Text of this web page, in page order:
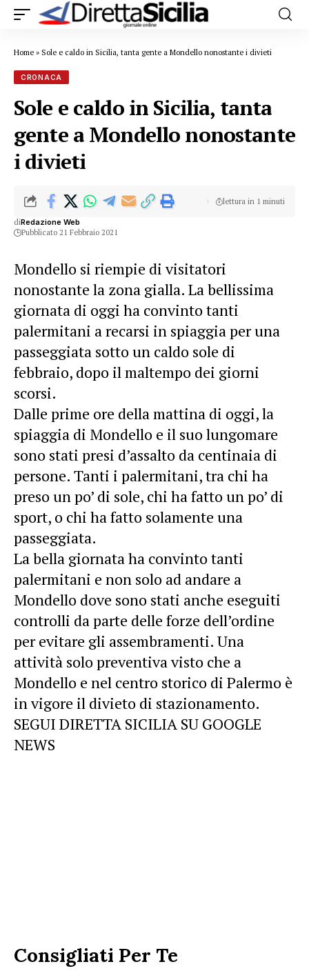
Home » Sole e caldo in Sicilia, tanta gente a Mondello nonostante i divieti
CRONACA
Sole e caldo in Sicilia, tanta
gente a Mondello nonostante
i divieti
diRedazione Web
Pubblicato 21 Febbraio 2021
lettura in 1 minuti
Mondello si riempie di visitatori
nonostante la zona gialla. La bellissima
giornata di oggi ha convinto tanti
palermitani a recarsi in spiaggia per una
passeggiata sotto un caldo sole di
febbraio, dopo il maltempo dei giorni
scorsi.
Dalle prime ore della mattina di oggi, la
spiaggia di Mondello e il suo lungomare
sono stati presi d’assalto da centinaia di
persone. Tanti i palermitani, tra chi ha
preso un po’ di sole, chi ha fatto un po’ di
sport, o chi ha fatto solamente una
passeggiata.
La bella giornata ha convinto tanti
palermitani e non solo ad andare a
Mondello dove sono stati anche eseguiti
controlli da parte delle forze dell’ordine
per evitare gli assembramenti. Una
attività solo preventiva visto che a
Mondello e nel centro storico di Palermo è
in vigore il divieto di stazionamento.
SEGUI DIRETTA SICILIA SU GOOGLE
NEWS
Consigliati Per Te